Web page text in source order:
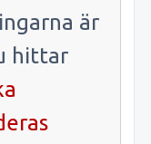
är
hittar